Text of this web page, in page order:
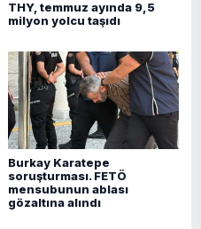
THY, temmuz ayında 9,5
milyon yolcu taşıdı
Burkay Karatepe
soruşturması. FETÖ
mensubunun ablası
gözaltına alındı